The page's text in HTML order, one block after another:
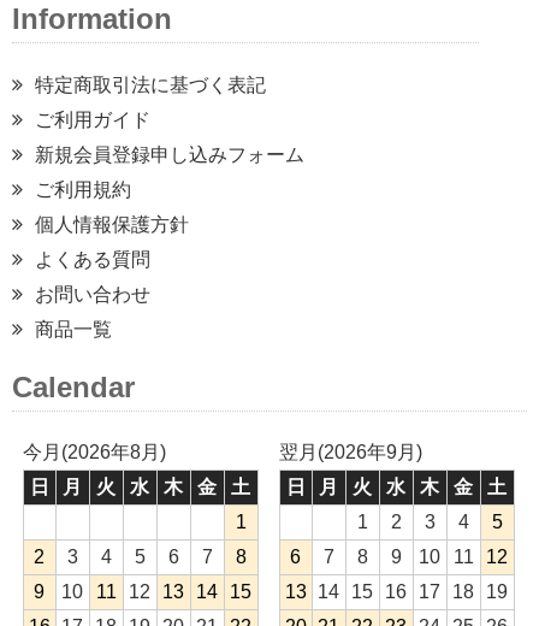
Information
特定商取引法に基づく表記
ご利用ガイド
新規会員登録申し込みフォーム
ご利用規約
個人情報保護方針
よくある質問
お問い合わせ
商品一覧
Calendar
今月(2026年8月)
日
月 火 水 木 金
土
1
2
3 4 5 6 7
8
9
10 11 12 13 14
15
翌月(2026年9月)
日
月 火 水 木 金
土
1
2 3 4
5
6
7 8 9 10 11
12
13
14 15 16 17 18
19